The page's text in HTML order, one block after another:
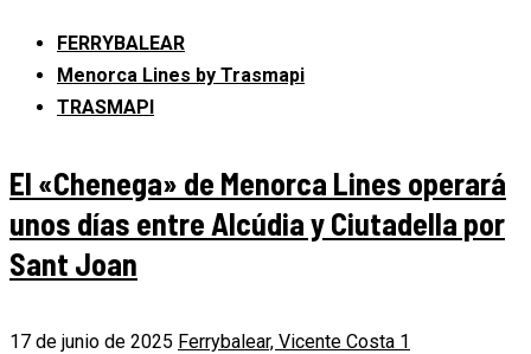
FERRYBALEAR
Menorca Lines by Trasmapi
TRASMAPI
El «Chenega» de Menorca Lines operará
unos días entre Alcúdia y Ciutadella por
Sant Joan
17 de junio de 2025 Ferrybalear, Vicente Costa 1